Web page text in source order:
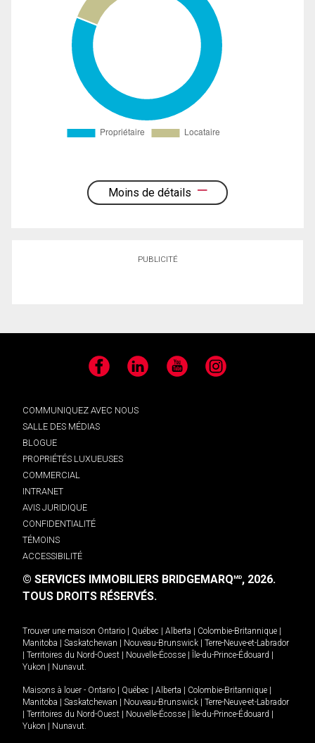
Moins de détails
PUBLICITÉ
Facebook LinkedIn YouTube Instagram
COMMUNIQUEZ AVEC NOUS
SALLE DES MÉDIAS
BLOGUE
PROPRIÉTÉS LUXUEUSES
COMMERCIAL
INTRANET
AVIS JURIDIQUE
CONFIDENTIALITÉ
TÉMOINS
ACCESSIBILITÉ
© SERVICES IMMOBILIERS BRIDGEMARQMD, 2026.
TOUS DROITS RÉSERVÉS.
Trouver une maison Ontario | Québec | Alberta | Colombie-Britannique |
Manitoba | Saskatchewan | Nouveau-Brunswick | Terre-Neuve-et-Labrador
| Territoires du Nord-Ouest | Nouvelle-Écosse | Île-du-Prince-Édouard |
Yukon | Nunavut
Maisons à louer - Ontario | Québec | Alberta | Colombie-Britannique |
Manitoba | Saskatchewan | Nouveau-Brunswick | Terre-Neuve-et-Labrador
| Territoires du Nord-Ouest | Nouvelle-Écosse | Île-du-Prince-Édouard |
Yukon | Nunavut